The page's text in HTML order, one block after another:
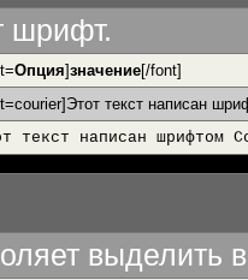
шрифт.
Опция]значение[/font]
текст написан
текст написан шрифтом
выделить